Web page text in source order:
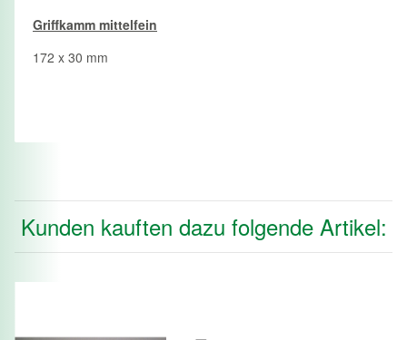
Griffkamm mittelfein
172 x 30 mm
Kunden kauften dazu folgende Artikel: